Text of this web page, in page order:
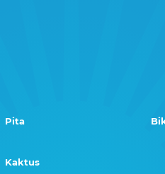
Pita
Kaktus